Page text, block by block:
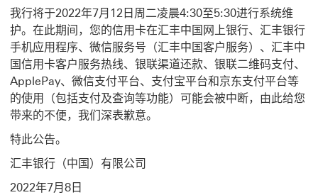
我行将于2022年7月12日周二凌晨4:30至5:30进行系统维
护。在此期间，您的信用卡在汇丰中国网上银行、汇丰银行
手机应用程序、微信服务号（汇丰中国客户服务）、汇丰中
国信用卡客户服务热线、银联渠道还款、银联二维码支付、
ApplePay、微信支付平台、支付宝平台和京东支付平台等
的使用（包括支付及查询等功能）可能会被中断，由此给您
带来的不便，我们深表歉意。
特此公告。
汇丰银行（中国）有限公司
2022年7月8日